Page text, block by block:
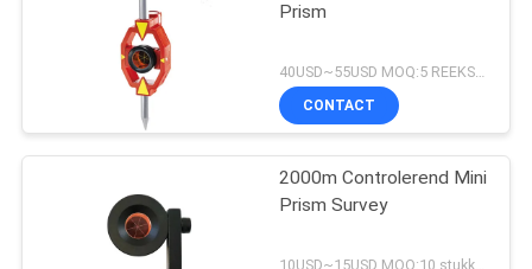
Prism
40USD~55USD MOQ:5 REEKSEN
CONTACT
2000m Controlerend Mini
Prism Survey